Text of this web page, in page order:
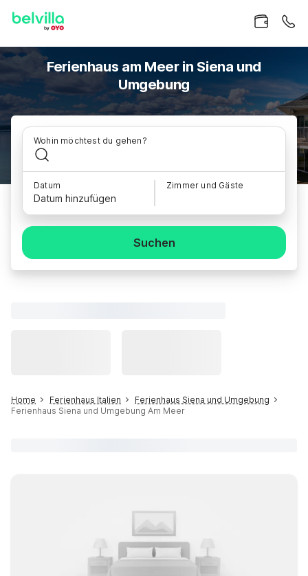
Ferienhaus am Meer in Siena und
Umgebung
Wohin möchtest du gehen?
Datum
Datum hinzufügen
Zimmer und Gäste
Suchen
Home Ferienhaus Italien
Ferienhaus Siena und Umgebung
Ferienhaus Siena und Umgebung Am Meer